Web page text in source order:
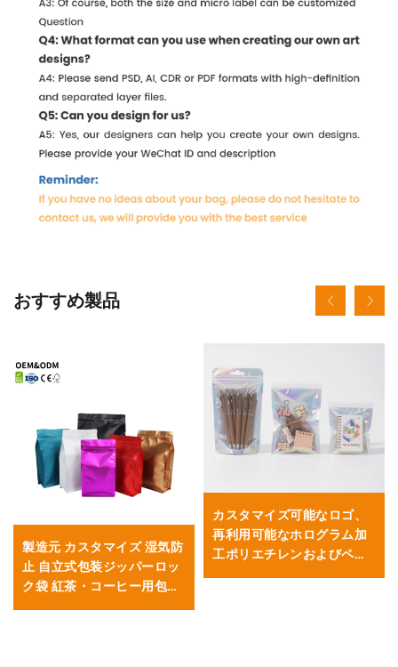
おすすめ製品
製造元 カスタマイズ 湿気防
止 自立式包装ジッパーロッ
ク袋 紅茶・コーヒー用包装
カスタマイズ可能なロゴ、
再利用可能なホログラム加
工ポリエチレンおよびペッ